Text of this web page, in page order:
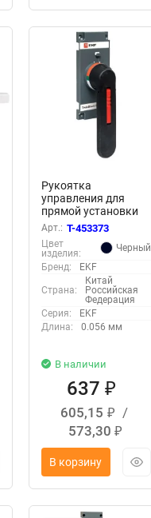
Рукоятка
управления для
прямой установки
на рубильники
TwinBlock 630-800А
PROxima EKF tb-630-
800-fh
Арт.: T-453373
Цвет
изделия:
Черный
Бренд:
EKF
Страна:
Китай
Российская
Федерация
Серия:
EKF
Длина:
0.056 мм
В наличии
637₽
605,15 ₽
/
573,30 ₽
В корзину